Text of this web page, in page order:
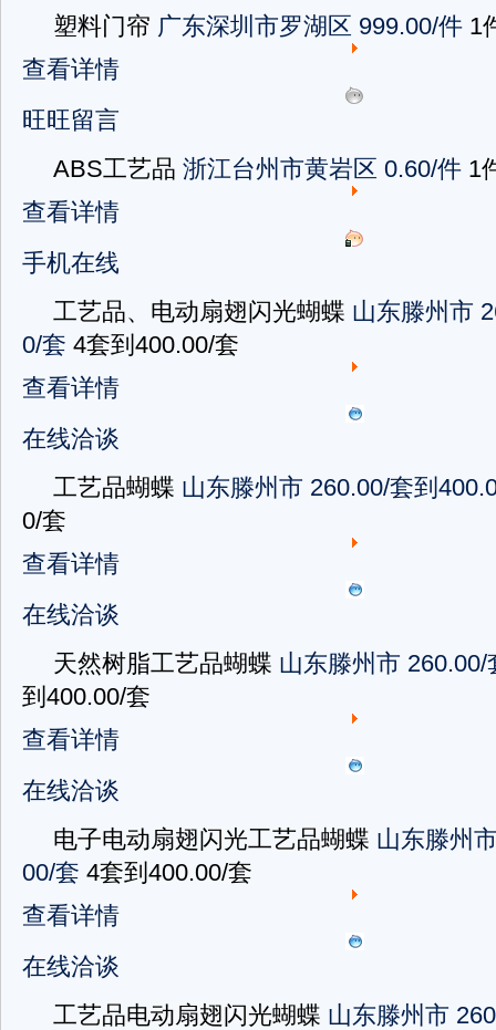
塑料门帘 广东深圳市罗湖区 999.00/件 1
查看详情
旺旺留言
ABS工艺品 浙江台州市黄岩区 0.60/件 1
查看详情
手机在线
工艺品、电动扇翅闪光蝴蝶 山东滕州市
0/套 4套到400.00/套
查看详情
在线洽谈
工艺品蝴蝶 山东滕州市 260.00/套到
0/套
查看详情
在线洽谈
天然树脂工艺品蝴蝶 山东滕州市 260.00/
到400.00/套
查看详情
在线洽谈
电子电动扇翅闪光工艺品蝴蝶 山东滕州
00/套 4套到400.00/套
查看详情
在线洽谈
工艺品电动扇翅闪光蝴蝶 山东滕州市